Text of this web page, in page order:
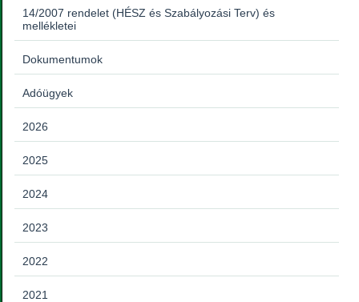
14/2007 rendelet (HÉSZ és Szabályozási Terv) és
mellékletei
Dokumentumok
Adóügyek
2026
2025
2024
2023
2022
2021